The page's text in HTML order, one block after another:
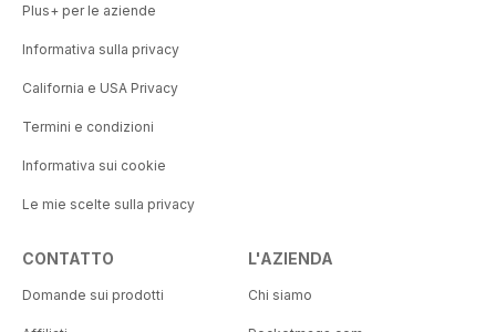
Plus+ per le aziende
Informativa sulla privacy
California e USA Privacy
Termini e condizioni
Informativa sui cookie
Le mie scelte sulla privacy
CONTATTO
Domande sui prodotti
L'AZIENDA
Chi siamo